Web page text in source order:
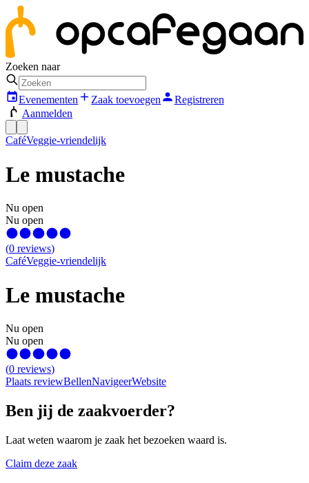
Zoeken naar
Evenementen Zaak toevoegen
Registreren
Aanmelden
CaféVeggie-vriendelijk
Le mustache
Nu open
Nu open
(0 reviews)
CaféVeggie-vriendelijk
Le mustache
Nu open
Nu open
(0 reviews)
Plaats reviewBellenNavigeerWebsite
Ben jij de zaakvoerder?
Laat weten waarom je zaak het bezoeken waard is.
Claim deze zaak